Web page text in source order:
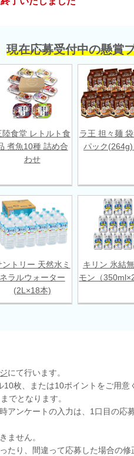
現在応募受付中の懸賞
陸食堂 レトルト食
煮魚10種 詰め合
わせ
ラ王 担々麺
パック
ントリー 天然水ミ
ネラルウォーター
(2L×18本)
キリン 氷結
モン（
にて行います。
枚、または10ポイントをご用意
でとなります。
アンケートの入力は、1口目の応
ません。
たり、間違って応募した場合の修